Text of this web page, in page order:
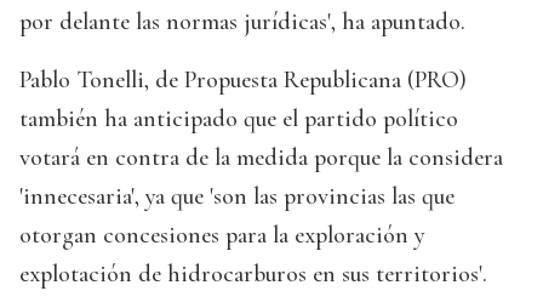
por delante las normas jurídicas', ha apuntado.
Pablo Tonelli, de Propuesta Republicana (PRO)
también ha anticipado que el partido político
votará en contra de la medida porque la considera
'innecesaria', ya que 'son las provincias las que
otorgan concesiones para la exploración y
explotación de hidrocarburos en sus territorios'.